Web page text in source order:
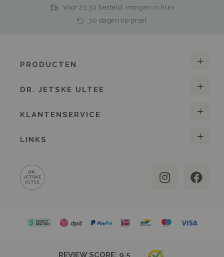
Voor 23:30 besteld, morgen in huis
30 dagen op proef
PRODUCTEN
DR. JETSKE ULTEE
KLANTENSERVICE
LINKS
REVIEW SCORE: 9.5